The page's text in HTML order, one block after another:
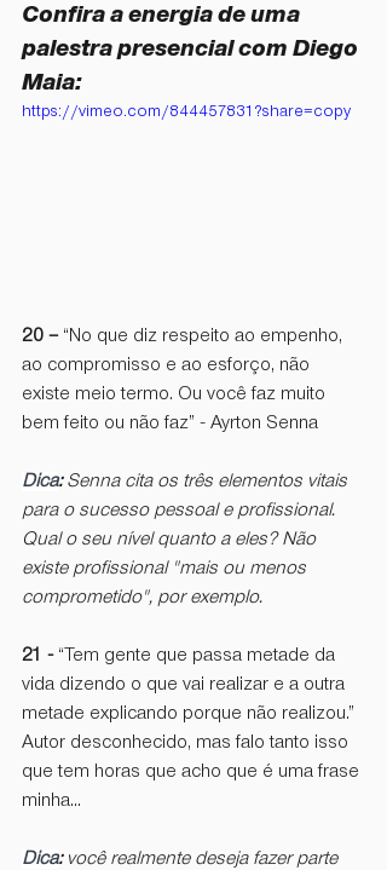
Confira a energia de uma
palestra presencial com Diego
Maia:
https://vimeo.com/844457831?share=copy
20 – “No que diz respeito ao empenho,
ao compromisso e ao esforço, não
existe meio termo. Ou você faz muito
bem feito ou não faz” - Ayrton Senna
Dica: Senna cita os três elementos vitais
para o sucesso pessoal e profissional.
Qual o seu nível quanto a eles? Não
existe profissional "mais ou menos
comprometido", por exemplo.
21 - “Tem gente que passa metade da
vida dizendo o que vai realizar e a outra
metade explicando porque não realizou.”
Autor desconhecido, mas falo tanto isso
que tem horas que acho que é uma frase
minha...
Dica: você realmente deseja fazer parte